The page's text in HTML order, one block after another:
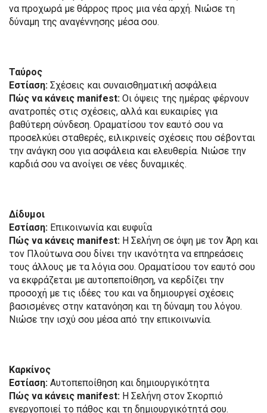
να προχωρά με θάρρος προς μια νέα αρχή. Νιώσε τη
δύναμη της αναγέννησης μέσα σου.
Ταύρος
Εστίαση: Σχέσεις και συναισθηματική ασφάλεια
Πώς να κάνεις manifest: Οι όψεις της ημέρας φέρνουν
ανατροπές στις σχέσεις, αλλά και ευκαιρίες για
βαθύτερη σύνδεση. Οραματίσου τον εαυτό σου να
προσελκύει σταθερές, ειλικρινείς σχέσεις που σέβονται
την ανάγκη σου για ασφάλεια και ελευθερία. Νιώσε την
καρδιά σου να ανοίγει σε νέες δυναμικές.
Δίδυμοι
Εστίαση: Επικοινωνία και ευφυΐα
Πώς να κάνεις manifest: Η Σελήνη σε όψη με τον Άρη και
τον Πλούτωνα σου δίνει την ικανότητα να επηρεάσεις
τους άλλους με τα λόγια σου. Οραματίσου τον εαυτό σου
να εκφράζεται με αυτοπεποίθηση, να κερδίζει την
προσοχή με τις ιδέες του και να δημιουργεί σχέσεις
βασισμένες στην κατανόηση και τη δύναμη του λόγου.
Νιώσε την ισχύ σου μέσα από την επικοινωνία.
Καρκίνος
Εστίαση: Αυτοπεποίθηση και δημιουργικότητα
Πώς να κάνεις manifest: Η Σελήνη στον Σκορπιό
ενεργοποιεί το πάθος και τη δημιουργικότητά σου.